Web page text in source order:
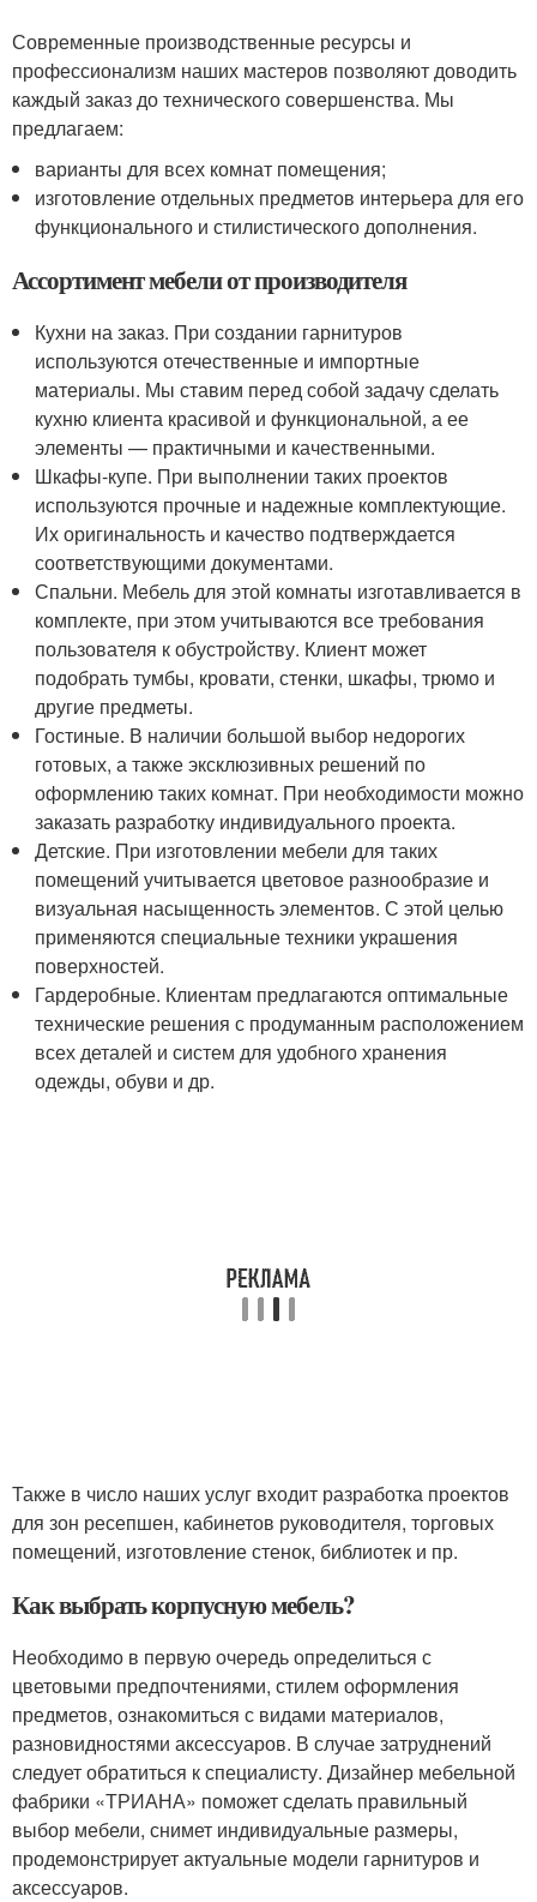
Современные производственные ресурсы и
профессионализм наших мастеров позволяют доводить
каждый заказ до технического совершенства. Мы
предлагаем:
варианты для всех комнат помещения;
изготовление отдельных предметов интерьера для его
функционального и стилистического дополнения.
Ассортимент мебели от производителя
Кухни на заказ. При создании гарнитуров
используются отечественные и импортные
материалы. Мы ставим перед собой задачу сделать
кухню клиента красивой и функциональной, а ее
элементы — практичными и качественными.
Шкафы-купе. При выполнении таких проектов
используются прочные и надежные комплектующие.
Их оригинальность и качество подтверждается
соответствующими документами.
Спальни. Мебель для этой комнаты изготавливается в
комплекте, при этом учитываются все требования
пользователя к обустройству. Клиент может
подобрать тумбы, кровати, стенки, шкафы, трюмо и
другие предметы.
Гостиные. В наличии большой выбор недорогих
готовых, а также эксклюзивных решений по
оформлению таких комнат. При необходимости можно
заказать разработку индивидуального проекта.
Детские. При изготовлении мебели для таких
помещений учитывается цветовое разнообразие и
визуальная насыщенность элементов. С этой целью
применяются специальные техники украшения
поверхностей.
Гардеробные. Клиентам предлагаются оптимальные
технические решения с продуманным расположением
всех деталей и систем для удобного хранения
одежды, обуви и др.
Также в число наших услуг входит разработка проектов
для зон ресепшен, кабинетов руководителя, торговых
помещений, изготовление стенок, библиотек и пр.
Как выбрать корпусную мебель?
Необходимо в первую очередь определиться с
цветовыми предпочтениями, стилем оформления
предметов, ознакомиться с видами материалов,
разновидностями аксессуаров. В случае затруднений
следует обратиться к специалисту. Дизайнер мебельной
фабрики «ТРИАНА» поможет сделать правильный
выбор мебели, снимет индивидуальные размеры,
продемонстрирует актуальные модели гарнитуров и
аксессуаров.